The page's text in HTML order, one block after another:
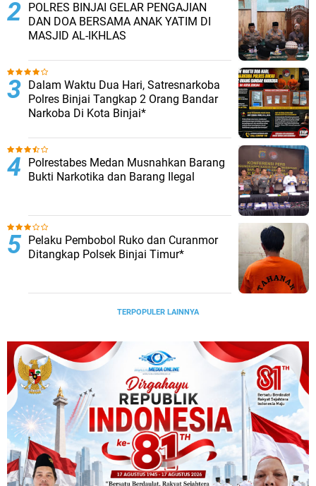
POLRES BINJAI GELAR PENGAJIAN
DAN DOA BERSAMA ANAK YATIM DI
MASJID AL-IKHLAS
Dalam Waktu Dua Hari, Satresnarkoba
Polres Binjai Tangkap 2 Orang Bandar
Narkoba Di Kota Binjai*
Polrestabes Medan Musnahkan Barang
Bukti Narkotika dan Barang Ilegal
Pelaku Pembobol Ruko dan Curanmor
Ditangkap Polsek Binjai Timur*
TERPOPULER LAINNYA